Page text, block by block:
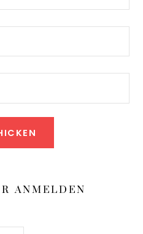
ANMELDEN